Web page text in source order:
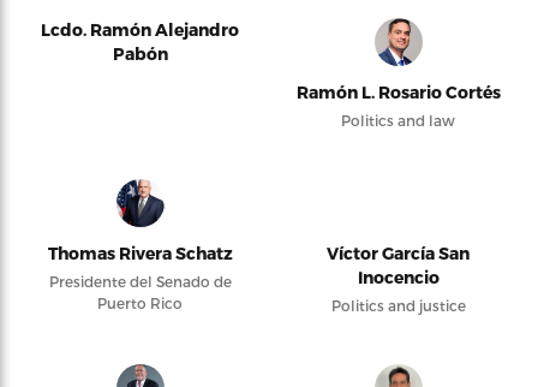
Lcdo. Ramón Alejandro
Pabón
Ramón L. Rosario Cortés
Politics and law
Thomas Rivera Schatz
Presidente del Senado de
Puerto Rico
Víctor García San
Inocencio
Politics and justice